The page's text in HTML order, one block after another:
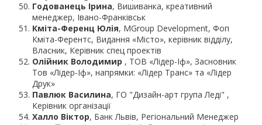
Годованець Ірина, Вишиванка, креативний
менеджер, Івано-Франківськ
Кміта-Ференц Юлія, MGroup Development, Фоп
Кміта-Ферентс, Видання «Місто», керівник відділу,
Власник, Керівник спец проектів
Олійник Володимир , ТОВ «Лідер-Іф», Засновник
Тов «Лідер-Іф», напрямки: «Лідер Транс» та «Лідер
Друк»
Павлюк Василина, ГО "Дизайн-арт група Леді" ,
Керівник організації
Халло Віктор, Банк Львів, Регіональний Менеджер